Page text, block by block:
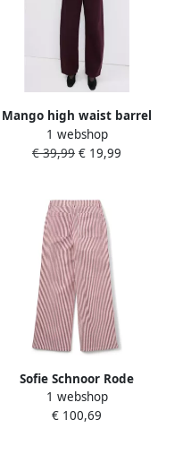
Mango high waist barrel
jeans donkerrood
1 webshop
€ 39,99 € 19,99
Sofie Schnoor Rode
Gestreepte Wijde Pijp Jeans
Broek Pink Dames
1 webshop
€ 100,69